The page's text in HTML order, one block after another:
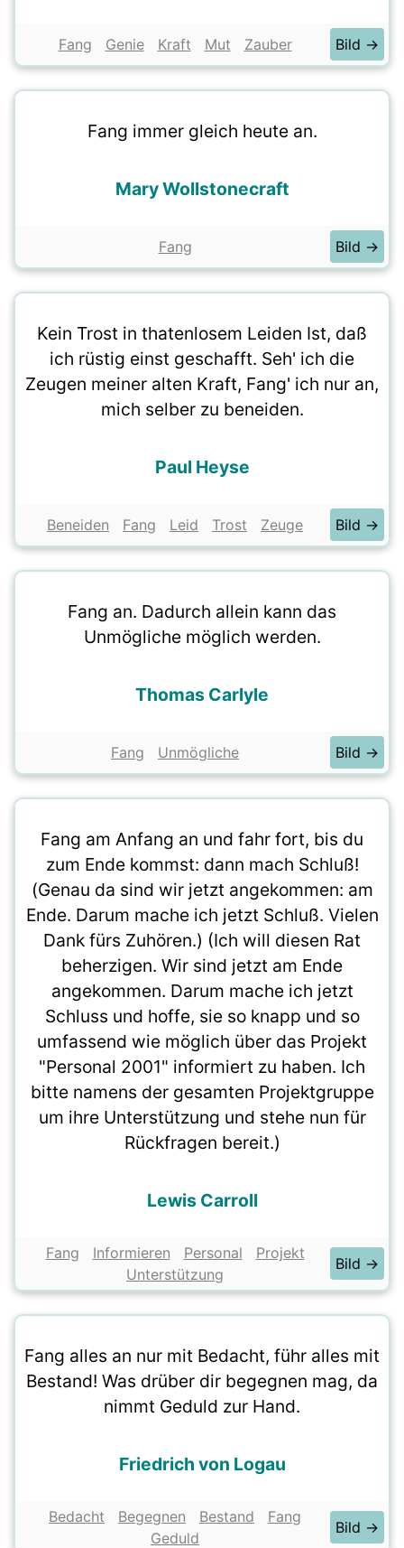
Fang Genie Kraft Mut Zauber Bild →
Fang immer gleich heute an.
Mary Wollstonecraft
Fang Bild →
Kein Trost in thatenlosem Leiden Ist, daß
ich rüstig einst geschafft. Seh' ich die
Zeugen meiner alten Kraft, Fang' ich nur an,
mich selber zu beneiden.
Paul Heyse
Beneiden Fang Leid Trost Zeuge Bild →
Fang an. Dadurch allein kann das
Unmögliche möglich werden.
Thomas Carlyle
Fang Unmögliche Bild →
Fang am Anfang an und fahr fort, bis du
zum Ende kommst: dann mach Schluß!
(Genau da sind wir jetzt angekommen: am
Ende. Darum mache ich jetzt Schluß. Vielen
Dank fürs Zuhören.) (Ich will diesen Rat
beherzigen. Wir sind jetzt am Ende
angekommen. Darum mache ich jetzt
Schluss und hoffe, sie so knapp und so
umfassend wie möglich über das Projekt
"Personal 2001" informiert zu haben. Ich
bitte namens der gesamten Projektgruppe
um ihre Unterstützung und stehe nun für
Rückfragen bereit.)
Lewis Carroll
Fang Informieren Personal
Projekt
Unterstützung
Bild →
Fang alles an nur mit Bedacht, führ alles mit
Bestand! Was drüber dir begegnen mag, da
nimmt Geduld zur Hand.
Friedrich von Logau
Bedacht Begegnen Bestand
Fang
Geduld
Bild →